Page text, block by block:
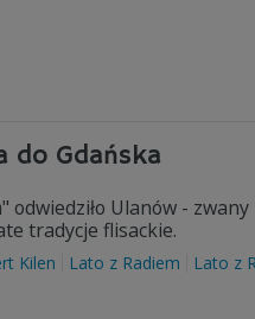
do Gdańska
odwiedziło Ulanów -
tradycje flisackie.
Kilen Lato z Radiem
Lato z